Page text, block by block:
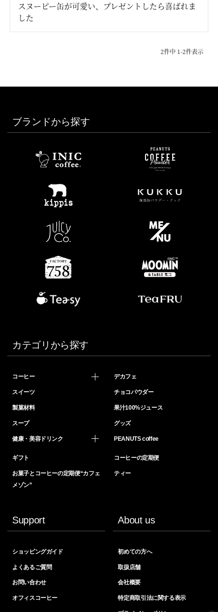
スヌーピー缶が可愛い、プレゼントしたら喜ばれま
した
2件中 1-2件表示
ブランドから探す
カテゴリから探す
コーヒー デカフェ
スイーツ チョコパウダー
製菓材料 果汁100%ジュース
スープ グッズ
健康・美容ドリンク PEANUTS coffee
ギフト コーヒーの定期便
お菓子とコーヒーの定期便“カフェ
メゾン”
ティー
Support
ショッピングガイド
よくあるご質問
お問い合わせ
オフィスコーヒー
About us
初めての方へ
取扱店舗
会社概要
特定商取引法に関する表示